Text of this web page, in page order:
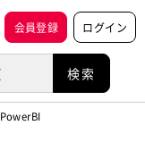
会員登録 ログイン
PowerBI